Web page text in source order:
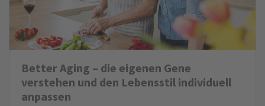
Better Aging – die eigenen Gene
verstehen und den Lebensstil individuell
anpassen